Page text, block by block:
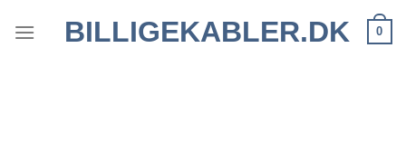
BILLIGEKABLER.DK 0